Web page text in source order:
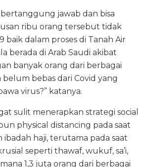
bertanggung jawab dan bisa
ribu orang tersebut tidak
baik dalam proses di Tanah Air
berada di Arab Saudi akibat
banyak orang dari berbagai
bebas dari Covid yang
virus?” katanya.
sulit menerapkan strategi social
physical distancing pada saat
haji, terutama pada saat
seperti thawaf, wukuf, sa’i,
1,3 juta orang dari berbagai